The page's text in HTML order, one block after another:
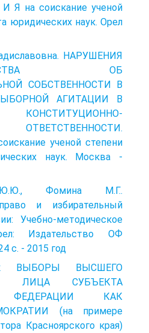
на соискание ученой
юридических наук. Орел
НАРУШЕНИЯ
ОБ
СОБСТВЕННОСТИ В
АГИТАЦИИ В
ученой степени
наук. Москва -
Ю.Ю., Фомина М.Г..
и избирательный
Учебно-методическое
Издательство ОФ
с. - 2015 год
ВЫБОРЫ ВЫСШЕГО
ЛИЦА СУБЪЕКТА
ФЕДЕРАЦИИ КАК
(на примере
Красноярского края)